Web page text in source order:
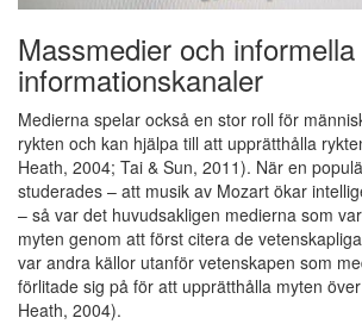
Massmedier och informella
informationskanaler
Medierna spelar också en stor roll för
rykten och kan hjälpa till att upprätthålla
Heath, 2004; Tai & Sun, 2011). När en
studerades – att musik av Mozart ökar
– så var det huvudsakligen medierna som
myten genom att först citera de
var andra källor utanför vetenskapen som
förlitade sig på för att upprätthålla myten
Heath, 2004).